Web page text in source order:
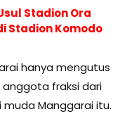
Stadion Ora
Stadion Komodo
hanya mengutus
fraksi dari
muda Manggarai itu.